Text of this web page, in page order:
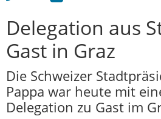
Delegation aus
Gast in Graz
Die Schweizer
Pappa war heute mit
Delegation zu Gast im